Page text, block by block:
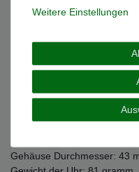
Uhrband: Lederarmband
maximaler Armumfang: 22
minimaler Armumfang: 17
kann stufenweise bis auf
Zifferblattfarbe: grau-rosé
Gehäuse Material: vergoldet
Gehäuse Durchmesser: 43
Weitere Einstellungen